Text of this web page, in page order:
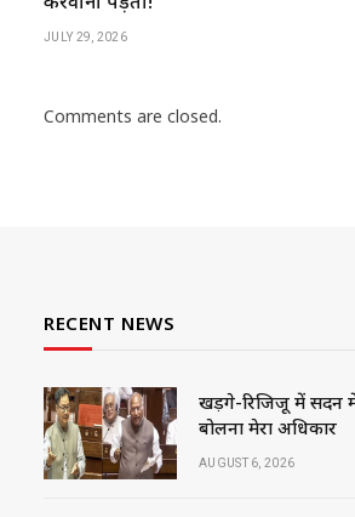
JULY 29, 2026
Comments are closed.
RECENT NEWS
खड़गे-रिजिजू में सदन
बोलना मेरा अधिकार
AUGUST 6, 2026